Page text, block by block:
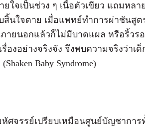
ใจเป็นช่วง ๆ เนื้อตัวเขียว แถมหลา
สิ้นใจตาย เมื่อแพทย์ทำการผ่าชันสูต
ายนอกแล้วก็ไม่มีบาดแผล หรือริ้วร
องอย่างจริงจัง จึงพบความจริงว่าเ
Baby Syndrome)
ศจรรย์เปรียบเหมือนศูนย์บัญชาการ